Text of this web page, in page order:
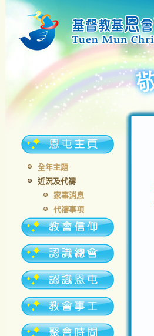
全年主題
近況及代禱
家事消息
代禱事項